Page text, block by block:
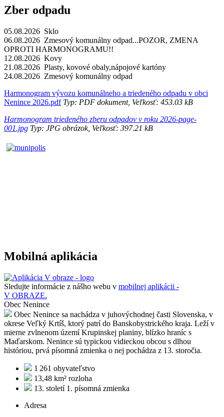
Zber odpadu
05.08.2026 Sklo
06.08.2026 Zmesový komunálny odpad...POZOR, ZMENA
OPROTI HARMONOGRAMU!!
12.08.2026 Kovy
21.08.2026 Plasty, kovové obaly,nápojové kartóny
24.08.2026 Zmesový komunálny odpad
Harmonogram vývozu komunálneho a triedeného odpadu v obci
Nenince 2026.pdfTyp: PDF dokument, Veľkosť: 453.03 kB
Harmonogram triedeného zberu odpadov v roku 2026-page-
001.jpg Typ: JPG obrázok, Veľkosť: 397.21 kB
Mobilná aplikácia
Sledujte informácie z nášho webu v mobilnej aplikácii -
V OBRAZE.
Obec Nenince
Obec Nenince sa nachádza v juhovýchodnej časti Slovenska, v
okrese Veľký Krtíš, ktorý patrí do Banskobystrického kraja. Leží v
mierne zvlnenom území Krupinskej planiny, blízko hraníc s
Maďarskom. Nenince sú typickou vidieckou obcou s dlhou
históriou, prvá písomná zmienka o nej pochádza z 13. storočia.
1 261 obyvateľstvo
13,48 km² rozloha
13. století 1. písomná zmienka
Adresa